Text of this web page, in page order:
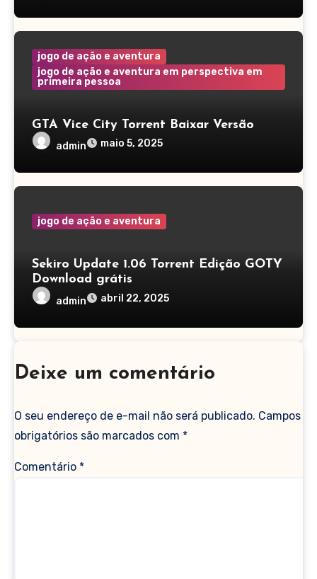
jogo de ação e aventura
jogo de ação e aventura em perspectiva em
primeira pessoa
GTA Vice City Torrent Baixar Versão
Completa
admin maio 5, 2025
jogo de ação e aventura
Sekiro Update 1.06 Torrent Edição GOTY
Download grátis
admin abril 22, 2025
Deixe um comentário
O seu endereço de e-mail não será publicado. Campos
obrigatórios são marcados com *
Comentário *